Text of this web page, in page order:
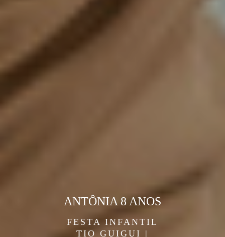
FESTA INFANTIL
TIO GUIGUI |
ANTÔNIA 8 ANOS